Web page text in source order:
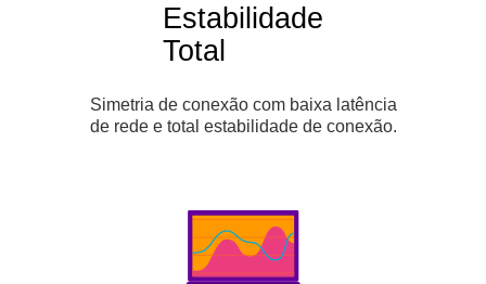
Estabilidade
Total
Simetria de conexão com baixa latência
de rede e total estabilidade de conexão.